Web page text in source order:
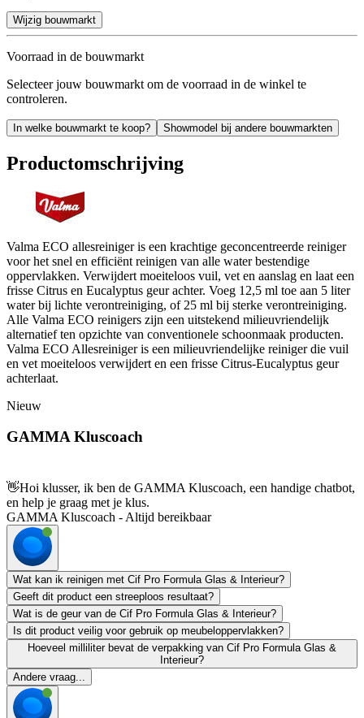
Wijzig bouwmarkt
Voorraad in de bouwmarkt
Selecteer jouw bouwmarkt om de voorraad in de winkel te
controleren.
In welke bouwmarkt te koop? Showmodel bij andere bouwmarkten
Productomschrijving
Valma ECO allesreiniger is een krachtige geconcentreerde reiniger
voor het snel en efficiënt reinigen van alle water bestendige
oppervlakken. Verwijdert moeiteloos vuil, vet en aanslag en laat een
frisse Citrus en Eucalyptus geur achter. Voeg 12,5 ml toe aan 5 liter
water bij lichte verontreiniging, of 25 ml bij sterke verontreiniging.
Alle Valma ECO reinigers zijn een uitstekend milieuvriendelijk
alternatief ten opzichte van conventionele schoonmaak producten.
Valma ECO Allesreiniger is een milieuvriendelijke reiniger die vuil
en vet moeiteloos verwijdert en een frisse Citrus-Eucalyptus geur
achterlaat.
Nieuw
GAMMA Kluscoach
👋Hoi klusser, ik ben de GAMMA Kluscoach, een handige chatbot,
en help je graag met je klus.
GAMMA Kluscoach - Altijd bereikbaar
Wat kan ik reinigen met Cif Pro Formula Glas & Interieur?
Geeft dit product een streeploos resultaat?
Wat is de geur van de Cif Pro Formula Glas & Interieur?
Is dit product veilig voor gebruik op meubeloppervlakken?
Hoeveel milliliter bevat de verpakking van Cif Pro Formula Glas &
Interieur?
Andere vraag...